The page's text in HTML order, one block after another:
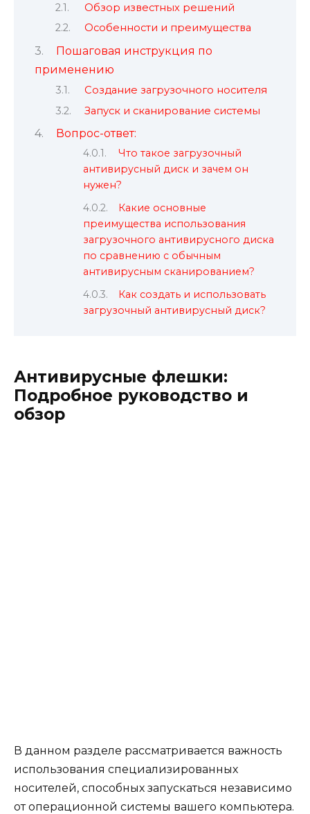
Обзор известных решений
Особенности и преимущества
Пошаговая инструкция по
применению
Создание загрузочного носителя
Запуск и сканирование системы
Вопрос-ответ:
Что такое загрузочный
антивирусный диск и зачем он
нужен?
Какие основные
преимущества использования
загрузочного антивирусного диска
по сравнению с обычным
антивирусным сканированием?
Как создать и использовать
загрузочный антивирусный диск?
Антивирусные флешки:
Подробное руководство и
обзор
В данном разделе рассматривается важность
использования специализированных
носителей, способных запускаться независимо
от операционной системы вашего компьютера.